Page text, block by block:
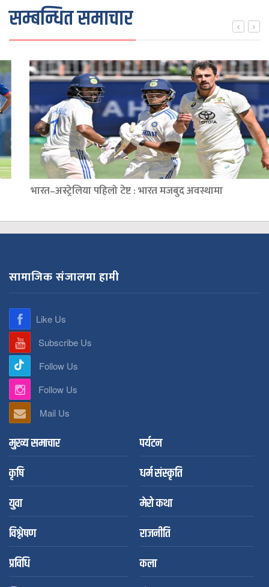
सम्बन्धित समाचार
भारत–अस्ट्रेलिया पहिलो टेष्ट : भारत मजबुद अवस्थामा
सामाजिक संजालमा हामी
Like Us
Subscribe Us
Follow Us
Follow Us
Mail Us
मुख्य समाचार
पर्यटन
कृषि
धर्म संस्कृति
युवा
मेरो कथा
विश्लेषण
राजनीति
प्रविधि
कला